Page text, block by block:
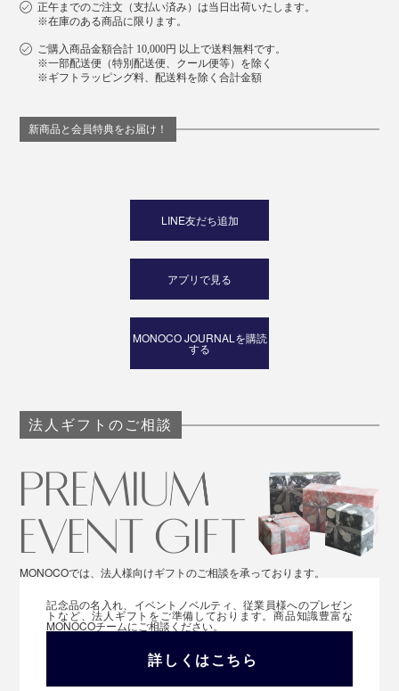
正午までのご注文（支払い済み）は当日出荷いたします。
※在庫のある商品に限ります。
ご購入商品金額合計 10,000円 以上で送料無料です。
※一部配送便（特別配送便、クール便等）を除く
※ギフトラッピング料、配送料を除く合計金額
新商品と会員特典をお届け！
LINE友だち追加
アプリで見る
MONOCO JOURNALを購読
する
法人ギフトのご相談
MONOCOでは、法人様向けギフトのご相談を承っております。
記念品の名入れ、イベントノベルティ、従業員様へのプレゼン
トなど、法人ギフトをご準備しております。商品知識豊富な
MONOCOチームにご相談ください。
詳しくはこちら